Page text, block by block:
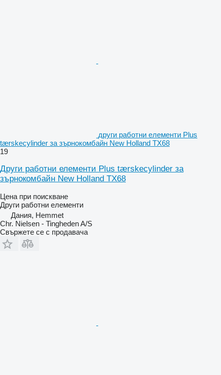
други работни елементи Plus
tærskecylinder за зърнокомбайн New Holland TX68
19
Други работни елементи Plus tærskecylinder за
зърнокомбайн New Holland TX68
Цена при поискване
Други работни елементи
Дания, Hemmet
Chr. Nielsen - Tingheden A/S
Свържете се с продавача